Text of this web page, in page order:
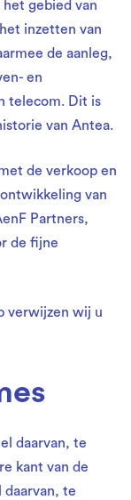
gebied van
inzetten van
de aanleg,
en
telecom. Dit is
van Antea.
de verkoop en
van
Partners,
de fijne
verwijzen wij u
daarvan, te
kant van de
te